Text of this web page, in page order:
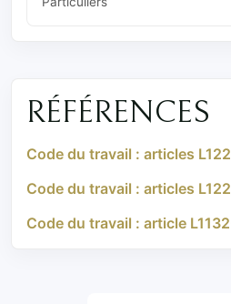
RÉFÉRENCES
Code du travail : articles
Code du travail : articles
Code du travail : article